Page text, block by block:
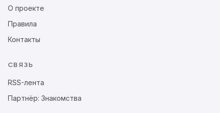
О проекте
Правила
Контакты
СВЯЗЬ
RSS-лента
Партнёр: Знакомства